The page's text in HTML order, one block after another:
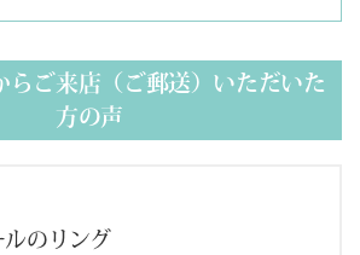
らご来店（ご郵送）いただいた
方の声
のリング